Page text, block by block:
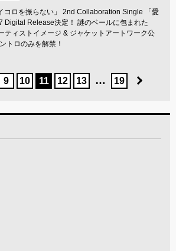
コロを振らない」 2nd Collaboration Single 「愛
Digital Release決定！ 謎のベールに包まれた
ティストイメージ & ジャケットアートワーク公
トロのみを解禁！
9 10 11 12 13 … 19